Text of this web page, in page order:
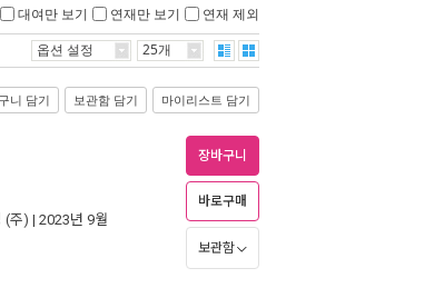
대여만 보기 연재만 보기 연재 제외
옵션 설정 25개
니 담기 보관함 담기 마이리스트 담기
(주) | 2023년 9월
장바구니
바로구매
보관함